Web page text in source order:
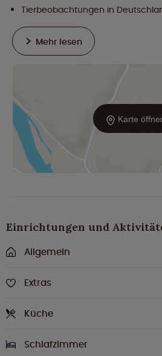
Karte
Tierbeobachtungen in
Mehr lesen
Einrichtungen und
Allgemein
Extras
Küche
Schlafzimmer